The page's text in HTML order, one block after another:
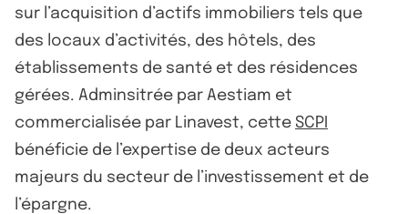
sur l’acquisition d’actifs immobiliers tels que
des locaux d’activités, des hôtels, des
établissements de santé et des résidences
gérées. Adminsitrée par Aestiam et
commercialisée par Linavest, cette SCPI
bénéficie de l’expertise de deux acteurs
majeurs du secteur de l’investissement et de
l’épargne.